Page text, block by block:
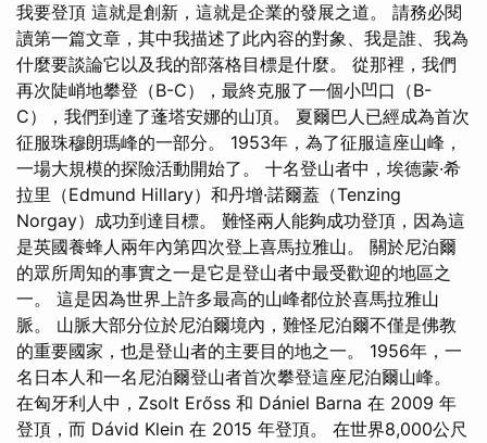
我要登頂 這就是創新，這就是企業的發展之道。 請務必閱
讀第一篇文章，其中我描述了此內容的對象、我是誰、我為
什麼要談論它以及我的部落格目標是什麼。 從那裡，我們
再次陡峭地攀登（B-C），最終克服了一個小凹口（B-
C），我們到達了蓬塔安娜的山頂。 夏爾巴人已經成為首次
征服珠穆朗瑪峰的一部分。 1953年，為了征服這座山峰，
一場大規模的探險活動開始了。 十名登山者中，埃德蒙·希
拉里（Edmund Hillary）和丹增·諾爾蓋（Tenzing
Norgay）成功到達目標。 難怪兩人能夠成功登頂，因為這
是英國養蜂人兩年內第四次登上喜馬拉雅山。 關於尼泊爾
的眾所周知的事實之一是它是登山者中最受歡迎的地區之
一。 這是因為世界上許多最高的山峰都位於喜馬拉雅山
脈。 山脈大部分位於尼泊爾境內，難怪尼泊爾不僅是佛教
的重要國家，也是登山者的主要目的地之一。 1956年，一
名日本人和一名尼泊爾登山者首次攀登這座尼泊爾山峰。
在匈牙利人中，Zsolt Erőss 和 Dániel Barna 在 2009 年
登頂，而 Dávid Klein 在 2015 年登頂。 在世界8,000公尺